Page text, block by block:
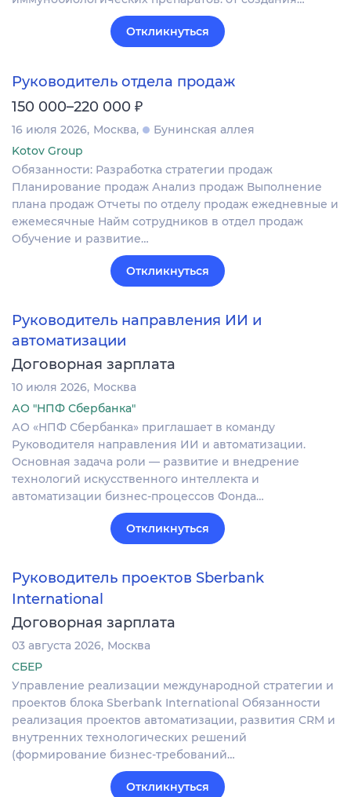
Откликнуться
Руководитель отдела продаж
150 000–220 000 ₽
16 июля 2026 Москва
Бунинская аллея
Kotov Group
Обязанности: Разработка стратегии продаж
Планирование продаж Анализ продаж Выполнение
плана продаж Отчеты по отделу продаж ежедневные и
ежемесячные Найм сотрудников в отдел продаж
Обучение и развитие…
Откликнуться
Руководитель направления ИИ и
автоматизации
Договорная зарплата
10 июля 2026 Москва
АО "НПФ Сбербанка"
АО «НПФ Сбербанка» приглашает в команду
Руководителя направления ИИ и автоматизации.
Основная задача роли — развитие и внедрение
технологий искусственного интеллекта и
автоматизации бизнес-процессов Фонда…
Откликнуться
Руководитель проектов Sberbank
International
Договорная зарплата
03 августа 2026 Москва
СБЕР
Управление реализации международной стратегии и
проектов блока Sberbank International Обязанности
реализация проектов автоматизации, развития CRM и
внутренних технологических решений
(формирование бизнес-требований…
Откликнуться